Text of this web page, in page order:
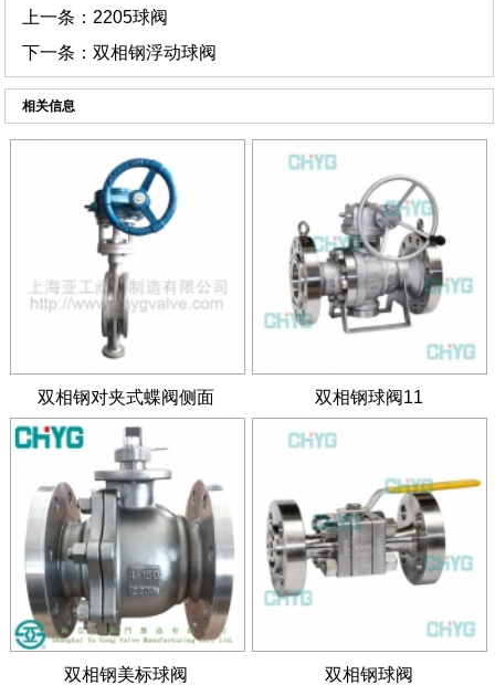
上一条： 2205球阀
下一条：双相钢浮动球阀
相关信息
双相钢对夹式蝶阀侧面 双相钢球阀11
双相钢美标球阀 双相钢球阀